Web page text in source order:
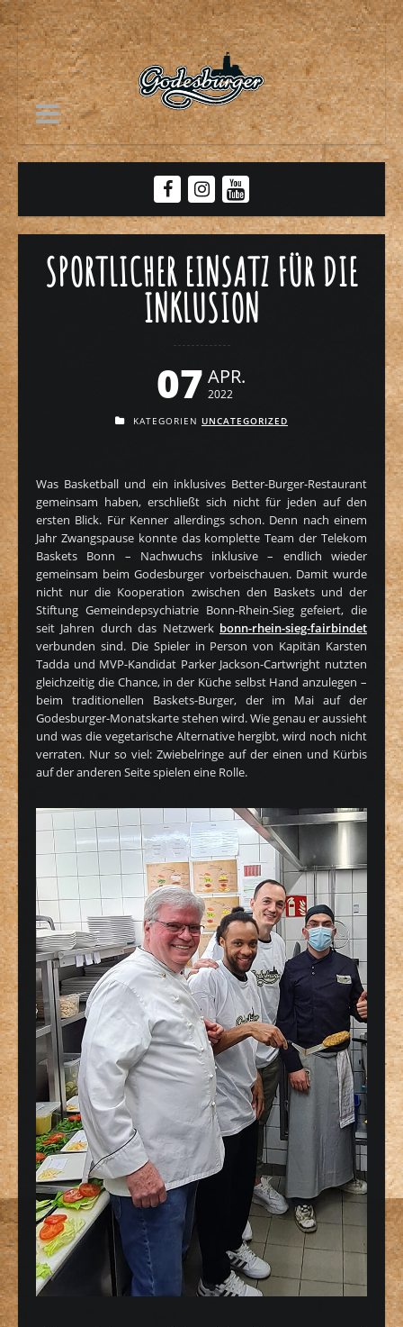
SPORTLICHER EINSATZ FÜR DIE
INKLUSION
07 APR.
2022
KATEGORIEN UNCATEGORIZED
Was Basketball und ein inklusives Better-Burger-Restaurant
gemeinsam haben, erschließt sich nicht für jeden auf den
ersten Blick. Für Kenner allerdings schon. Denn nach einem
Jahr Zwangspause konnte das komplette Team der Telekom
Baskets Bonn – Nachwuchs inklusive – endlich wieder
gemeinsam beim Godesburger vorbeischauen. Damit wurde
nicht nur die Kooperation zwischen den Baskets und der
Stiftung Gemeindepsychiatrie Bonn-Rhein-Sieg gefeiert, die
seit Jahren durch das Netzwerk bonn-rhein-sieg-fairbindet
verbunden sind. Die Spieler in Person von Kapitän Karsten
Tadda und MVP-Kandidat Parker Jackson-Cartwright nutzten
gleichzeitig die Chance, in der Küche selbst Hand anzulegen –
beim traditionellen Baskets-Burger, der im Mai auf der
Godesburger-Monatskarte stehen wird. Wie genau er aussieht
und was die vegetarische Alternative hergibt, wird noch nicht
verraten. Nur so viel: Zwiebelringe auf der einen und Kürbis
auf der anderen Seite spielen eine Rolle.